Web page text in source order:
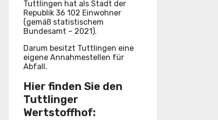
Tuttlingen hat als Stadt der
Republik 36 102 Einwohner
(gemäß statistischem
Bundesamt – 2021).
Darum besitzt Tuttlingen eine
eigene Annahmestellen für
Abfall.
Hier finden Sie den
Tuttlinger
Wertstoffhof: